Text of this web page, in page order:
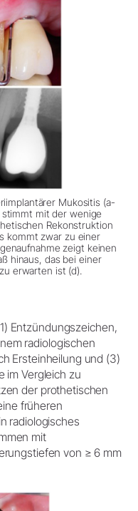
Mukositis (a-
mit der wenige
Rekonstruktion
kommt zwar zu einer
zeigt keinen
hinaus, das bei einer
erwarten ist (d).
Entzündungszeichen,
radiologischen
Ersteinheilung und (3)
im Vergleich zu
der prothetischen
früheren
radiologisches
mit
von ≥ 6 mm